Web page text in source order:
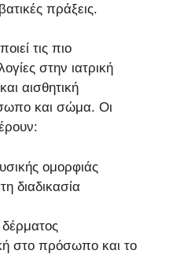
πράξεις.
τις πιο
στην ιατρική
αισθητική
και σώμα. Οι
ομορφιάς
διαδικασία
στο πρόσωπο και το